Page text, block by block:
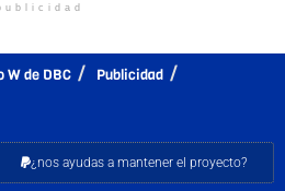
W de DBC
Publicidad
¿nos ayudas a mantener el proyecto?